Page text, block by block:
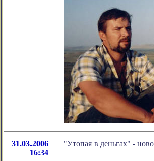
31.03.2006
16:34
"Утопая в деньгах" -